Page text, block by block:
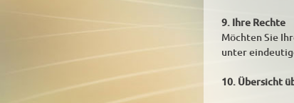
9. Ihre Rechte
Möchten Sie
unter
10. Übersicht